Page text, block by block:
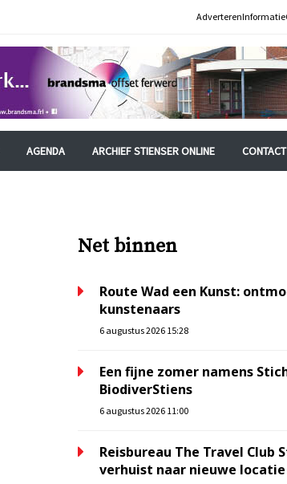
AdverterenInformatie
AGENDA ARCHIEF STIENSER ONLINE
Net binnen
Route Wad een Kunst:
kunstenaars
6 augustus 2026 15:28
Een fijne zomer namens
BiodiverStiens
6 augustus 2026 11:00
Reisbureau The Travel Club
verhuist naar nieuwe locatie